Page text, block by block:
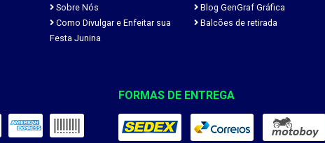
Sobre Nós
Blog GenGraf Gráfica
Como Divulgar e Enfeitar sua
Festa Junina
Balcões de retirada
FORMAS DE ENTREGA